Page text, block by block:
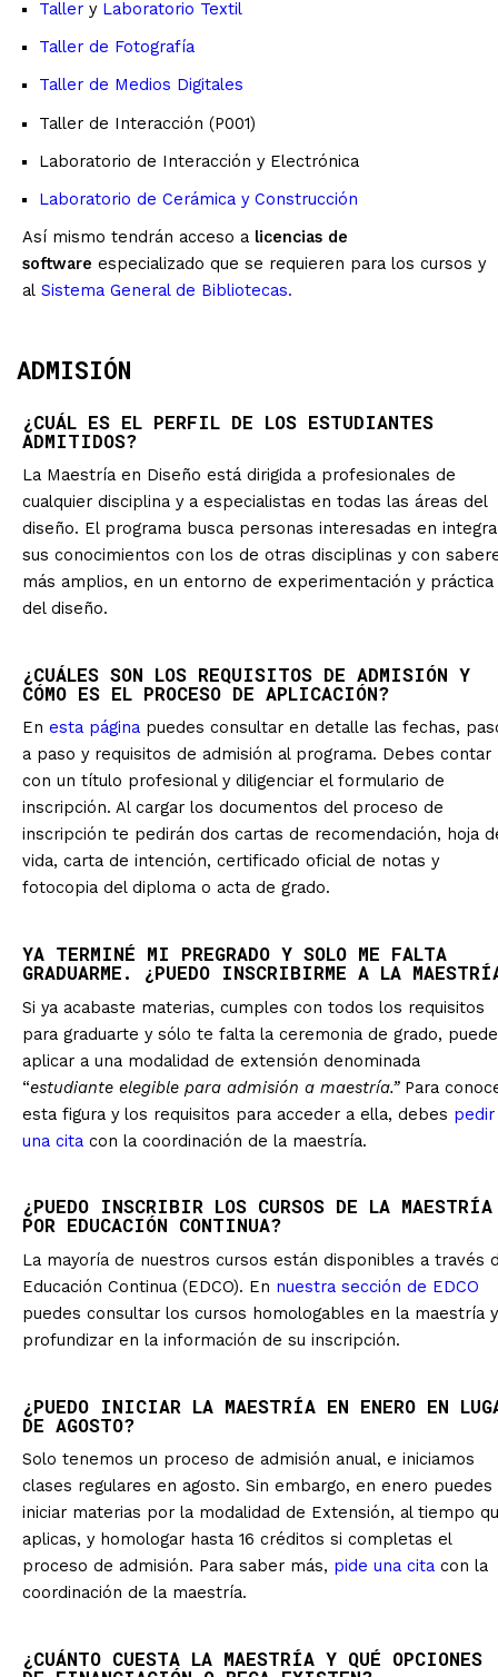
Tallery Laboratorio Textil
Taller de Fotografía
Taller de Medios Digitales
Taller de Interacción (P001)
Laboratorio de Interacción y Electrónica
Laboratorio de Cerámica y Construcción
Así mismo tendrán acceso a licencias de
software especializado que se requieren para los cursos y
al Sistema General de Bibliotecas.
ADMISIÓN
¿CUÁL ES EL PERFIL DE LOS ESTUDIANTES
ADMITIDOS?
La Maestría en Diseño está dirigida a profesionales de
cualquier disciplina y a especialistas en todas las áreas del
diseño. El programa busca personas interesadas en
sus conocimientos con los de otras disciplinas y con
más amplios, en un entorno de experimentación y práctica
del diseño.
¿CUÁLES SON LOS REQUISITOS DE ADMISIÓN Y
CÓMO ES EL PROCESO DE APLICACIÓN?
En esta página puedes consultar en detalle las fechas,
a paso y requisitos de admisión al programa. Debes contar
con un título profesional y diligenciar el formulario de
inscripción. Al cargar los documentos del proceso de
inscripción te pedirán dos cartas de recomendación, hoja
vida, carta de intención, certificado oficial de notas y
fotocopia del diploma o acta de grado.
YA TERMINÉ MI PREGRADO Y SOLO ME FALTA
GRADUARME. ¿PUEDO INSCRIBIRME A LA
Si ya acabaste materias, cumples con todos los requisitos
para graduarte y sólo te falta la ceremonia de grado,
aplicar a una modalidad de extensión denominada
“estudiante elegible para admisión a maestría.”Para
esta figura y los requisitos para acceder a ella, debes pedir
una cita con la coordinación de la maestría.
¿PUEDO INSCRIBIR LOS CURSOS DE LA MAESTRÍA
POR EDUCACIÓN CONTINUA?
La mayoría de nuestros cursos están disponibles a través
Educación Continua (EDCO). En nuestra sección de EDCO
puedes consultar los cursos homologables en la maestría y
profundizar en la información de su inscripción.
¿PUEDO INICIAR LA MAESTRÍA EN ENERO EN
DE AGOSTO?
Solo tenemos un proceso de admisión anual, e iniciamos
clases regulares en agosto. Sin embargo, en enero puedes
iniciar materias por la modalidad de Extensión, al tiempo
aplicas, y homologar hasta 16 créditos si completas el
proceso de admisión. Para saber más, pide una cita con la
coordinación de la maestría.
¿CUÁNTO CUESTA LA MAESTRÍA Y QUÉ OPCIONES